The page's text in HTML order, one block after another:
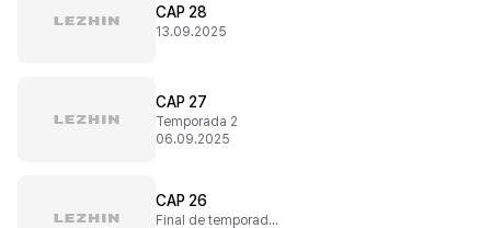
CAP 28
13.09.2025
CAP 27
Temporada 2
06.09.2025
CAP 26
Final de temporada 1